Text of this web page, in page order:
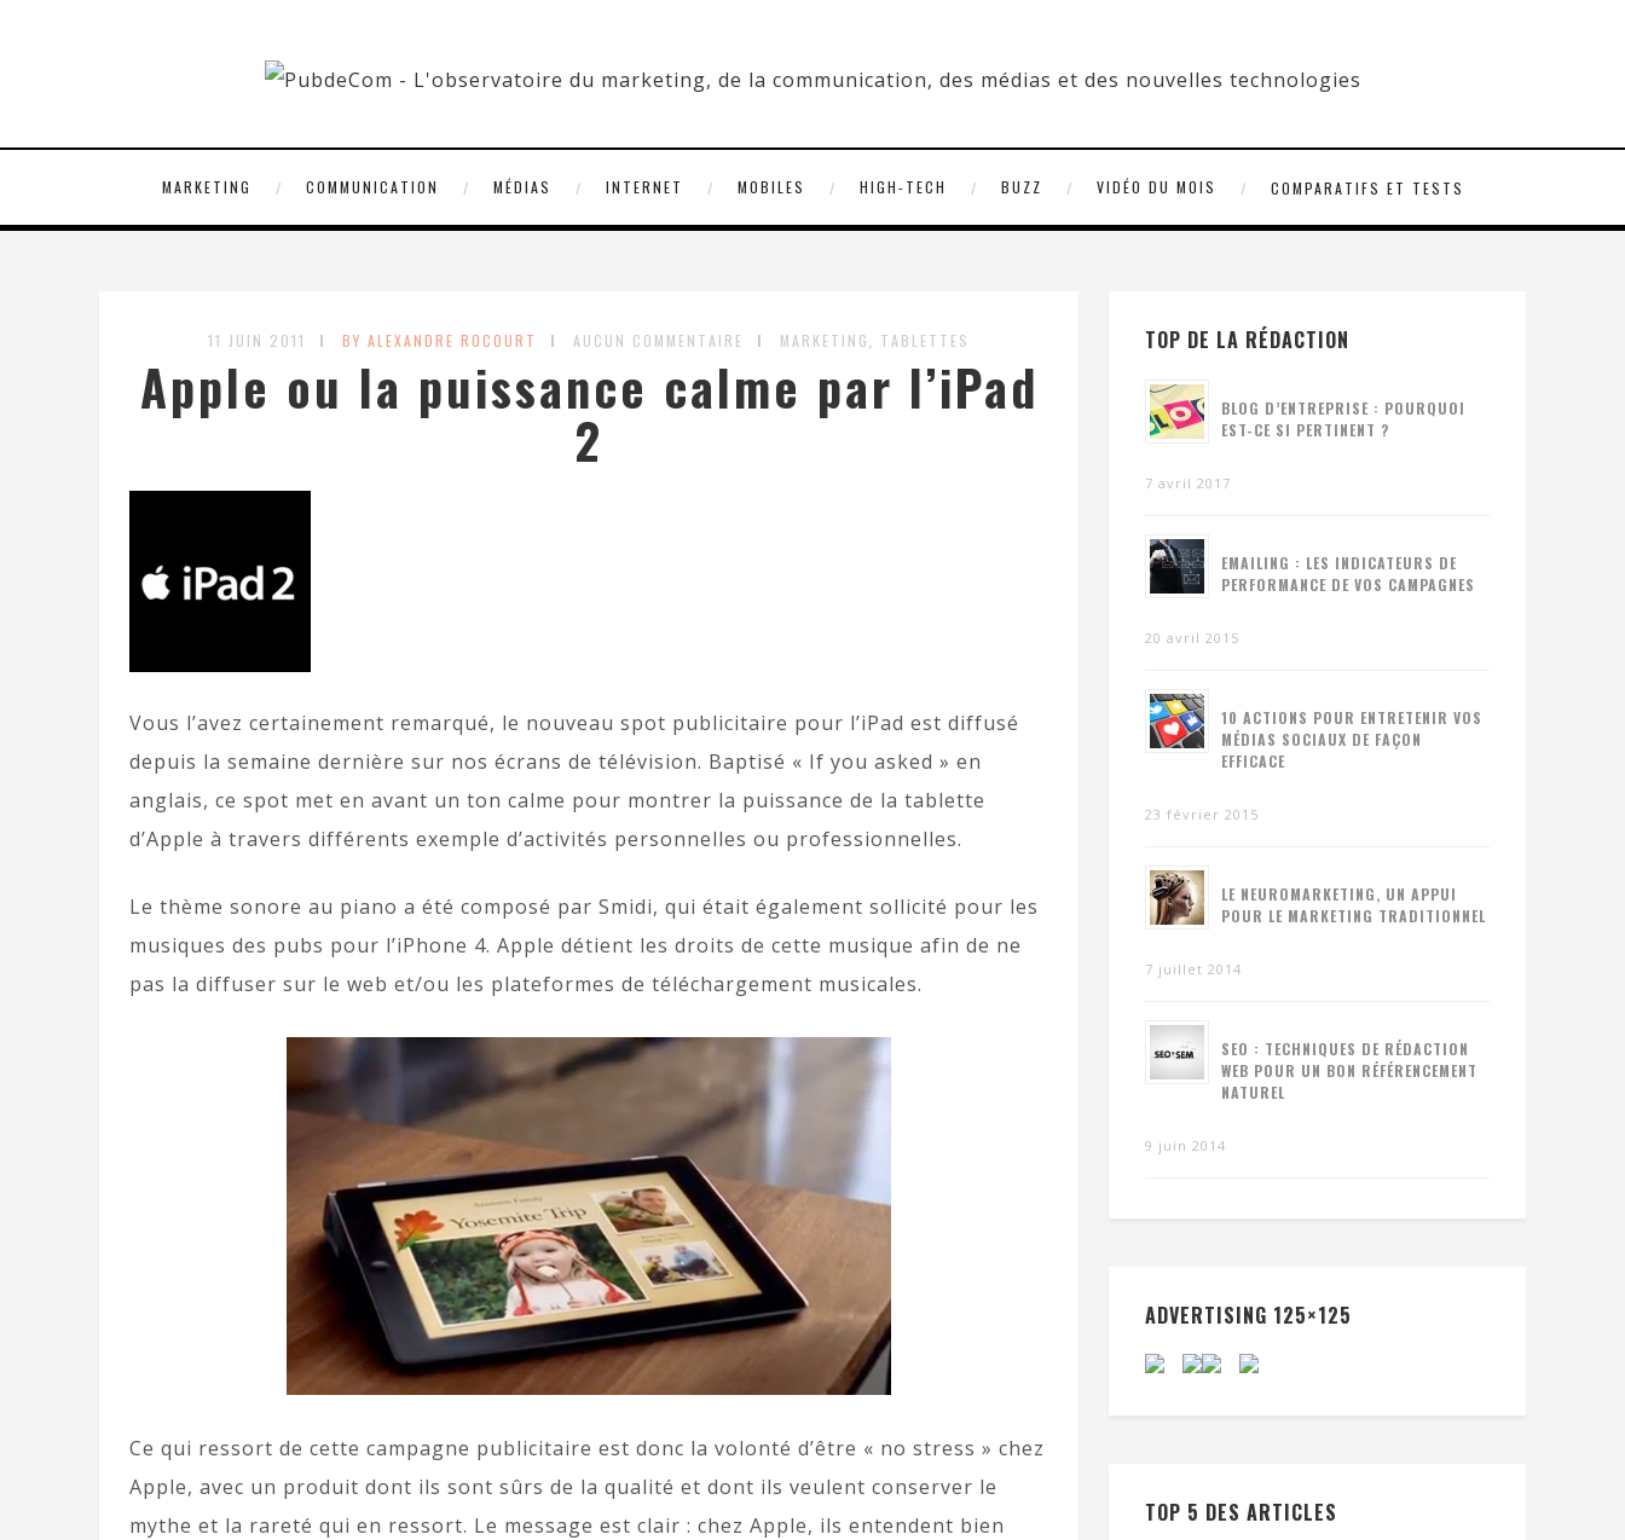
MARKETING COMMUNICATION MÉDIAS INTERNET MOBILES HIGH-TECH BUZZ VIDÉO DU MOIS COMPARATIFS ET TESTS
11 JUIN 2011 BY ALEXANDRE ROCOURT AUCUN COMMENTAIRE MARKETING, TABLETTES
Apple ou la puissance calme par l’iPad
2
Vous l’avez certainement remarqué, le nouveau spot publicitaire pour l’iPad est diffusé
depuis la semaine dernière sur nos écrans de télévision. Baptisé « If you asked » en
anglais, ce spot met en avant un ton calme pour montrer la puissance de la tablette
d’Apple à travers différents exemple d’activités personnelles ou professionnelles.
Le thème sonore au piano a été composé par Smidi, qui était également sollicité pour les
musiques des pubs pour l’iPhone 4. Apple détient les droits de cette musique afin de ne
pas la diffuser sur le web et/ou les plateformes de téléchargement musicales.
Ce qui ressort de cette campagne publicitaire est donc la volonté d’être « no stress » chez
Apple, avec un produit dont ils sont sûrs de la qualité et dont ils veulent conserver le
mythe et la rareté qui en ressort. Le message est clair : chez Apple, ils entendent bien
TOP DE LA RÉDACTION
BLOG D’ENTREPRISE : POURQUOI
EST-CE SI PERTINENT ?
7 avril 2017
EMAILING : LES INDICATEURS DE
PERFORMANCE DE VOS CAMPAGNES
20 avril 2015
10 ACTIONS POUR ENTRETENIR VOS
MÉDIAS SOCIAUX DE FAÇON
EFFICACE
23 février 2015
LE NEUROMARKETING, UN APPUI
POUR LE MARKETING TRADITIONNEL
7 juillet 2014
SEO : TECHNIQUES DE RÉDACTION
WEB POUR UN BON RÉFÉRENCEMENT
NATUREL
9 juin 2014
ADVERTISING 125×125
TOP 5 DES ARTICLES